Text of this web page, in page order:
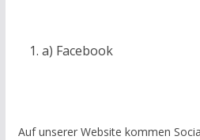
a) Facebook
Auf unserer Website kommen